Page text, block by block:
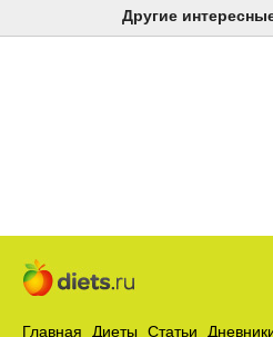
Другие
Главная Диеты Статьи